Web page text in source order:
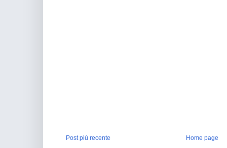
Post più recente Home page